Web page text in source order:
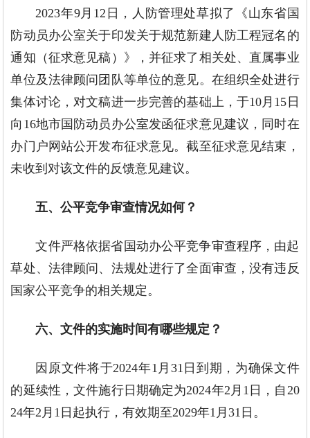
2023年9月12日，人防管理处草拟了《山东省国
防动员办公室关于印发关于规范新建人防工程冠名的
通知（征求意见稿）》，并征求了相关处、直属事业
单位及法律顾问团队等单位的意见。在组织全处进行
集体讨论，对文稿进一步完善的基础上，于10月15日
向16地市国防动员办公室发函征求意见建议，同时在
办门户网站公开发布征求意见。截至征求意见结束，
未收到对该文件的反馈意见建议。
五、公平竞争审查情况如何？
文件严格依据省国动办公平竞争审查程序，由起
草处、法律顾问、法规处进行了全面审查，没有违反
国家公平竞争的相关规定。
六、文件的实施时间有哪些规定？
因原文件将于2024年1月31日到期，为确保文件
的延续性，文件施行日期确定为2024年2月1日，自20
24年2月1日起执行，有效期至2029年1月31日。